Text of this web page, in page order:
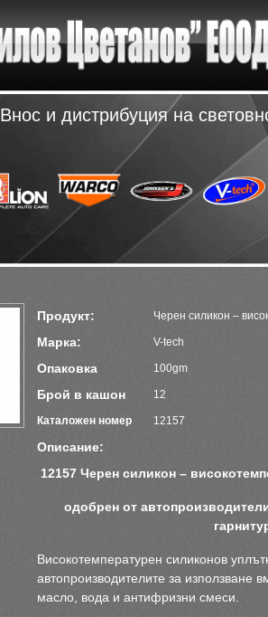
Внос и дистрибуция на
Продукт: Черен силикон –
Марка: V-tech
Опаковка 100gm
Брой в кашон 12
Каталожен номер 12157
Описание:
12157 Черен силикон –
одобрен от
Високотемпературен силиконов
автопроизводителите за използване
масло, вода и антифризни смеси.